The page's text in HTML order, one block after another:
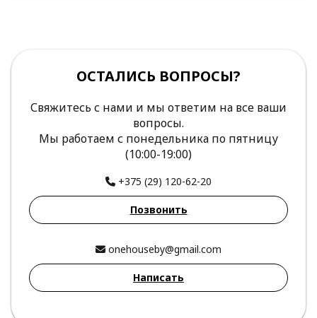
ОСТАЛИСЬ ВОПРОСЫ?
Свяжитесь с нами и мы ответим на все ваши
вопросы.
Мы работаем с понедельника по пятницу
(10:00-19:00)
+375 (29) 120-62-20
Позвонить
onehouseby@gmail.com
Написать